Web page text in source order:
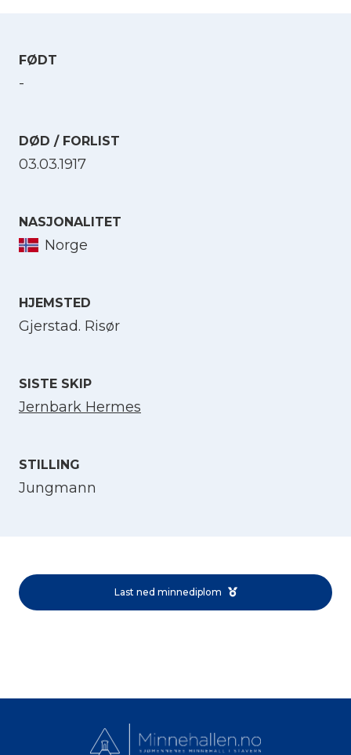
FØDT
-
DØD / FORLIST
03.03.1917
NASJONALITET
Norge
HJEMSTED
Gjerstad. Risør
SISTE SKIP
Jernbark Hermes
STILLING
Jungmann
Last ned minnediplom
English